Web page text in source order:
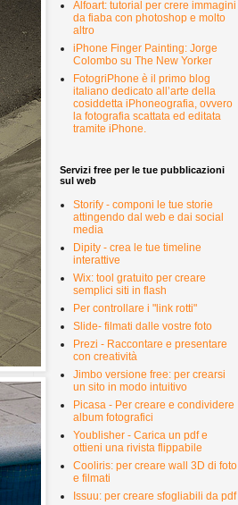
Alfoart: tutorial per crere immagini
da fiaba con photoshop e molto
altro
iPhone Finger Painting: Jorge
Colombo su The New Yorker
FotogriPhone è il primo blog
italiano dedicato all’arte della
cosiddetta iPhoneografia, ovvero
la fotografia scattata ed editata
tramite iPhone.
Servizi free per le tue pubblicazioni
sul web
Storify - componi le tue storie
attingendo dal web e dai social
media
Dipity - crea le tue timeline
interattive
Wix: tool gratuito per creare
semplici siti in flash
Per controllare i "link rotti"
Slide- filmati dalle vostre foto
Prezi - Raccontare e presentare
con creatività
Jimbo versione free: per crearsi
un sito in modo intuitivo
Picasa - Per creare e condividere
album fotografici
Youblisher - Carica un pdf e
ottieni una rivista flippabile
Cooliris: per creare wall 3D di foto
e filmati
Issuu: per creare sfogliabili da pdf